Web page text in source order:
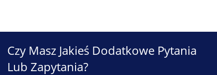
Czy Masz Jakieś Dodatkowe Pytania
Lub Zapytania?